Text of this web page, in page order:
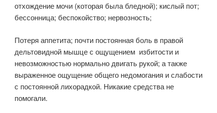
отхождение мочи (которая была бледной); кислый пот;
бессонница; беспокойство; нервозность;
Потеря аппетита; почти постоянная боль в правой
дельтовидной мышце с ощущением избитости и
невозможностью нормально двигать рукой; а также
выраженное ощущение общего недомогания и слабости
с постоянной лихорадкой. Никакие средства не
помогали.